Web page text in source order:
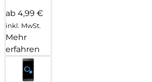
ab 4,99 €
inkl. MwSt.
Mehr
erfahren